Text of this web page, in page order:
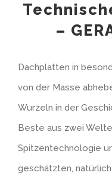
Strukturelement
–
Dachplatten in
von der Masse
Wurzeln in der
Beste aus zwei
Spitzentechnologie
geschätzten,